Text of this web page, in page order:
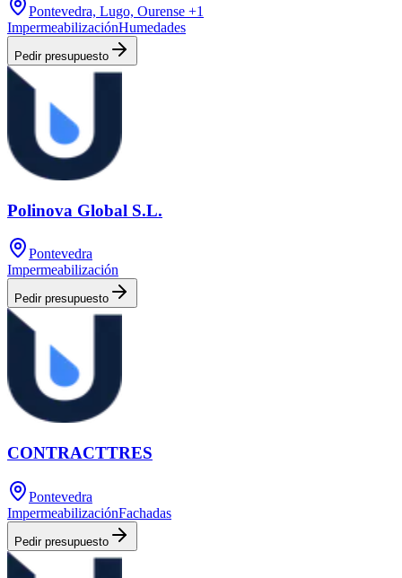
Pontevedra, Lugo, Ourense +1
ImpermeabilizaciónHumedades
Pedir presupuesto
Polinova Global S.L.
Pontevedra
Impermeabilización
Pedir presupuesto
CONTRACTTRES
Pontevedra
ImpermeabilizaciónFachadas
Pedir presupuesto